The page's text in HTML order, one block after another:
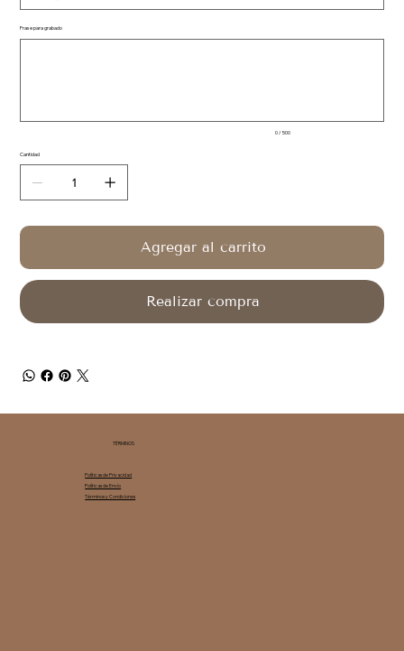
Frase para grabado
0 / 500
Cantidad
Agregar al carrito
Realizar compra
Políticas de Privacidad
Políticas de Envío
Términos y Condiciones
TÉRMINOS